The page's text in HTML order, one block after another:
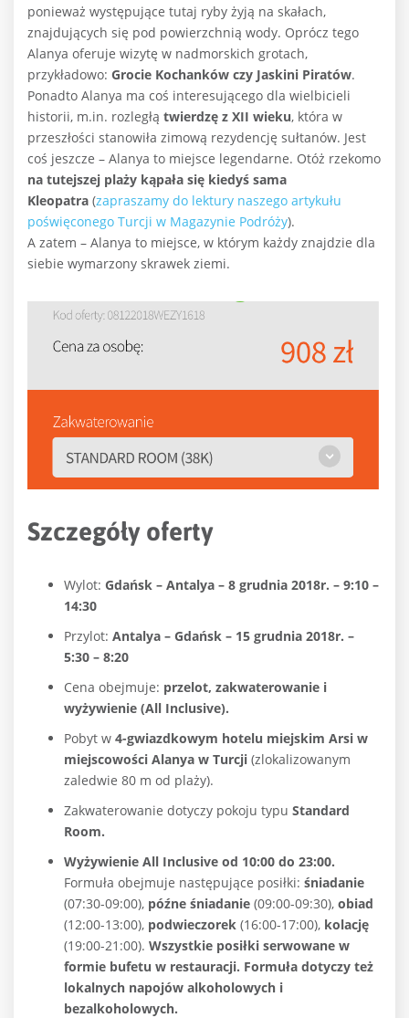
ponieważ występujące tutaj ryby żyją na skałach,
znajdujących się pod powierzchnią wody. Oprócz tego
Alanya oferuje wizytę w nadmorskich grotach,
przykładowo: Grocie Kochanków czy Jaskini Piratów.
Ponadto Alanya ma coś interesującego dla wielbicieli
historii, m.in. rozległą twierdzę z XII wieku, która w
przeszłości stanowiła zimową rezydencję sułtanów. Jest
coś jeszcze – Alanya to miejsce legendarne. Otóż rzekomo
na tutejszej plaży kąpała się kiedyś sama
Kleopatra (zapraszamy do lektury naszego artykułu
poświęconego Turcji w Magazynie Podróży).
A zatem – Alanya to miejsce, w którym każdy znajdzie dla
siebie wymarzony skrawek ziemi.
Szczegóły oferty
Wylot: Gdańsk – Antalya – 8 grudnia 2018r. – 9:10 –
14:30
Przylot: Antalya – Gdańsk – 15 grudnia 2018r. –
5:30 – 8:20
Cena obejmuje: przelot, zakwaterowanie i
wyżywienie (All Inclusive).
Pobyt w 4-gwiazdkowym hotelu miejskim Arsi w
miejscowości Alanya w Turcji (zlokalizowanym
zaledwie 80 m od plaży).
Zakwaterowanie dotyczy pokoju typu Standard
Room.
Wyżywienie All Inclusive od 10:00 do 23:00.
Formuła obejmuje następujące posiłki: śniadanie
(07:30-09:00), późne śniadanie (09:00-09:30), obiad
(12:00-13:00), podwieczorek (16:00-17:00), kolację
(19:00-21:00). Wszystkie posiłki serwowane w
formie bufetu w restauracji. Formuła dotyczy też
lokalnych napojów alkoholowych i
bezalkoholowych.